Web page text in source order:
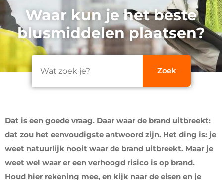
Waar kun je het beste
blusmiddelen plaatsen?
Dat is een goede vraag. Daar waar de brand uitbreekt:
dat zou het eenvoudigste antwoord zijn. Het ding is: je
weet natuurlijk nooit waar de brand uitbreekt. Maar je
weet wel waar er een verhoogd risico is op brand.
Houd hier rekening mee, en kijk naar de eisen en je